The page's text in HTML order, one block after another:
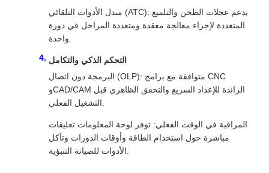
مبدل الأدوات التلقائي (ATC): يدعم عجلات الطحن والتلميع
المتعددة لإجراء معالجة معقدة ومتعددة المراحل في دورة
التحكم الذكي والتكامل
البرمجة دون اتصال (OLP): متوافقة مع برامج CNC
وCAD/CAM الرائدة للإعداد السريع والتحقق الظاهري قبل
المراقبة في الوقت الفعلي: توفر لوحة المعلومات تعليقات
مباشرة حول استخدام الطاقة وأوقات الدورات وتآكل